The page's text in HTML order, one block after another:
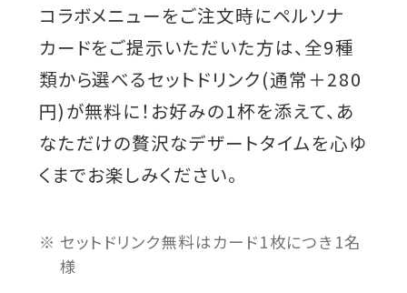
ン
ド
ウ
で
開
き
ま
コラボメニューをご注文時にペルソナ
カードをご提示いただいた方は、全9種
類から選べるセットドリンク(通常＋280
円)が無料に！お好みの1杯を添えて、あ
なただけの贅沢なデザートタイムを心ゆ
くまでお楽しみください。
セットドリンク無料はカード1枚につき1名
様